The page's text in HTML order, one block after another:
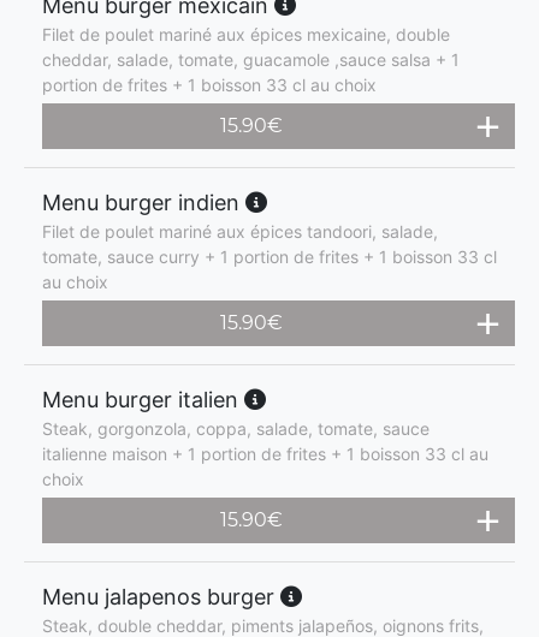
Menu burger mexicain
Filet de poulet mariné aux épices mexicaine, double
cheddar, salade, tomate, guacamole ,sauce salsa + 1
portion de frites + 1 boisson 33 cl au choix
15.90€
Menu burger indien
Filet de poulet mariné aux épices tandoori, salade,
tomate, sauce curry + 1 portion de frites + 1 boisson 33 cl
au choix
15.90€
Menu burger italien
Steak, gorgonzola, coppa, salade, tomate, sauce
italienne maison + 1 portion de frites + 1 boisson 33 cl au
choix
15.90€
Menu jalapenos burger
Steak, double cheddar, piments jalapeños, oignons frits,